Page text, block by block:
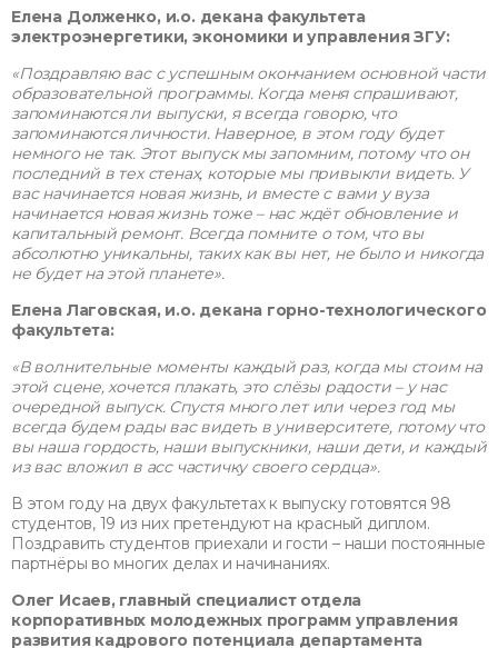
Елена Долженко, и.о. декана факультета
электроэнергетики, экономики и управления ЗГУ:
«Поздравляю вас с успешным окончанием основной части
образовательной программы. Когда меня спрашивают,
запоминаются ли выпуски, я всегда говорю, что
запоминаются личности. Наверное, в этом году будет
немного не так. Этот выпуск мы запомним, потому что он
последний в тех стенах, которые мы привыкли видеть. У
вас начинается новая жизнь, и вместе с вами у вуза
начинается новая жизнь тоже – нас ждёт обновление и
капитальный ремонт. Всегда помните о том, что вы
абсолютно уникальны, таких как вы нет, не было и никогда
не будет на этой планете».
Елена Лаговская, и.о. декана горно-технологического
факультета:
«В волнительные моменты каждый раз, когда мы стоим на
этой сцене, хочется плакать, это слёзы радости – у нас
очередной выпуск. Спустя много лет или через год мы
всегда будем рады вас видеть в университете, потому что
вы наша гордость, наши выпускники, наши дети, и каждый
из вас вложил в асс частичку своего сердца».
В этом году на двух факультетах к выпуску готовятся 98
студентов, 19 из них претендуют на красный диплом.
Поздравить студентов приехали и гости – наши постоянные
партнёры во многих делах и начинаниях.
Олег Исаев, главный специалист отдела
корпоративных молодежных программ управления
развития кадрового потенциала департамента